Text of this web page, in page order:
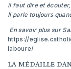
il faut dire et écouter,
Il parle toujours
En savoir plus sur
https://
laboure/
LA MÉDAILLE